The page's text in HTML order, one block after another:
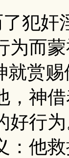
奸淫
为而
就赏
，神
好行
：他